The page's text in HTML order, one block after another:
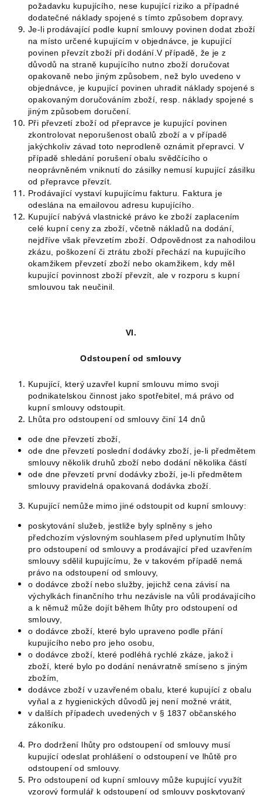
požadavku kupujícího, nese kupující riziko a případné
dodatečné náklady spojené s tímto způsobem dopravy.
Je-li prodávající podle kupní smlouvy povinen dodat zboží
na místo určené kupujícím v objednávce, je kupující
povinen převzít zboží při dodání.V případě, že je z
důvodů na straně kupujícího nutno zboží doručovat
opakovaně nebo jiným způsobem, než bylo uvedeno v
objednávce, je kupující povinen uhradit náklady spojené s
opakovaným doručováním zboží, resp. náklady spojené s
jiným způsobem doručení.
Při převzetí zboží od přepravce je kupující povinen
zkontrolovat neporušenost obalů zboží a v případě
jakýchkoliv závad toto neprodleně oznámit přepravci. V
případě shledání porušení obalu svědčícího o
neoprávněném vniknutí do zásilky nemusí kupující zásilku
od přepravce převzít.
Prodávající vystaví kupujícímu fakturu. Faktura je
odeslána na emailovou adresu kupujícího.
Kupující nabývá vlastnické právo ke zboží zaplacením
celé kupní ceny za zboží, včetně nákladů na dodání,
nejdříve však převzetím zboží. Odpovědnost za nahodilou
zkázu, poškození či ztrátu zboží přechází na kupujícího
okamžikem převzetí zboží nebo okamžikem, kdy měl
kupující povinnost zboží převzít, ale v rozporu s kupní
smlouvou tak neučinil.
VI.
Odstoupení od smlouvy
Kupující, který uzavřel kupní smlouvu mimo svoji
podnikatelskou činnost jako spotřebitel, má právo od
kupní smlouvy odstoupit.
Lhůta pro odstoupení od smlouvy činí 14 dnů
ode dne převzetí zboží,
ode dne převzetí poslední dodávky zboží, je-li předmětem
smlouvy několik druhů zboží nebo dodání několika částí
ode dne převzetí první dodávky zboží, je-li předmětem
smlouvy pravidelná opakovaná dodávka zboží.
Kupující nemůže mimo jiné odstoupit od kupní smlouvy:
poskytování služeb, jestliže byly splněny s jeho
předchozím výslovným souhlasem před uplynutím lhůty
pro odstoupení od smlouvy a prodávající před uzavřením
smlouvy sdělil kupujícímu, že v takovém případě nemá
právo na odstoupení od smlouvy,
o dodávce zboží nebo služby, jejichž cena závisí na
výchylkách finančního trhu nezávisle na vůli prodávajícího
a k němuž může dojít během lhůty pro odstoupení od
smlouvy,
o dodávce zboží, které bylo upraveno podle přání
kupujícího nebo pro jeho osobu,
o dodávce zboží, které podléhá rychlé zkáze, jakož i
zboží, které bylo po dodání nenávratně smíseno s jiným
zbožím,
dodávce zboží v uzavřeném obalu, které kupující z obalu
vyňal a z hygienických důvodů jej není možné vrátit,
v dalších případech uvedených v § 1837 občanského
zákoníku.
Pro dodržení lhůty pro odstoupení od smlouvy musí
kupující odeslat prohlášení o odstoupení ve lhůtě pro
odstoupení od smlouvy.
Pro odstoupení od kupní smlouvy může kupující využít
vzorový formulář k odstoupení od smlouvy poskytovaný